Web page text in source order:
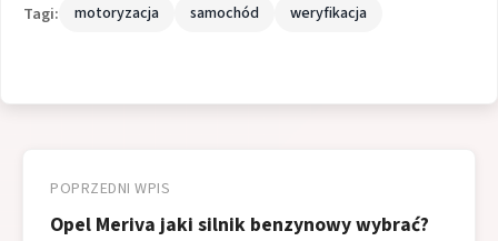
Tagi: motoryzacja samochód weryfikacja
wpisu
POPRZEDNI WPIS
Opel Meriva jaki silnik benzynowy wybrać?